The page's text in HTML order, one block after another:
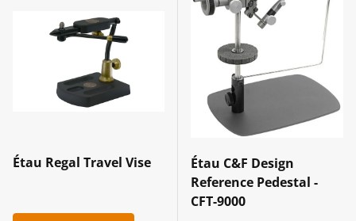
Étau Regal Travel Vise
Étau C&F Design
Reference Pedestal -
CFT-9000